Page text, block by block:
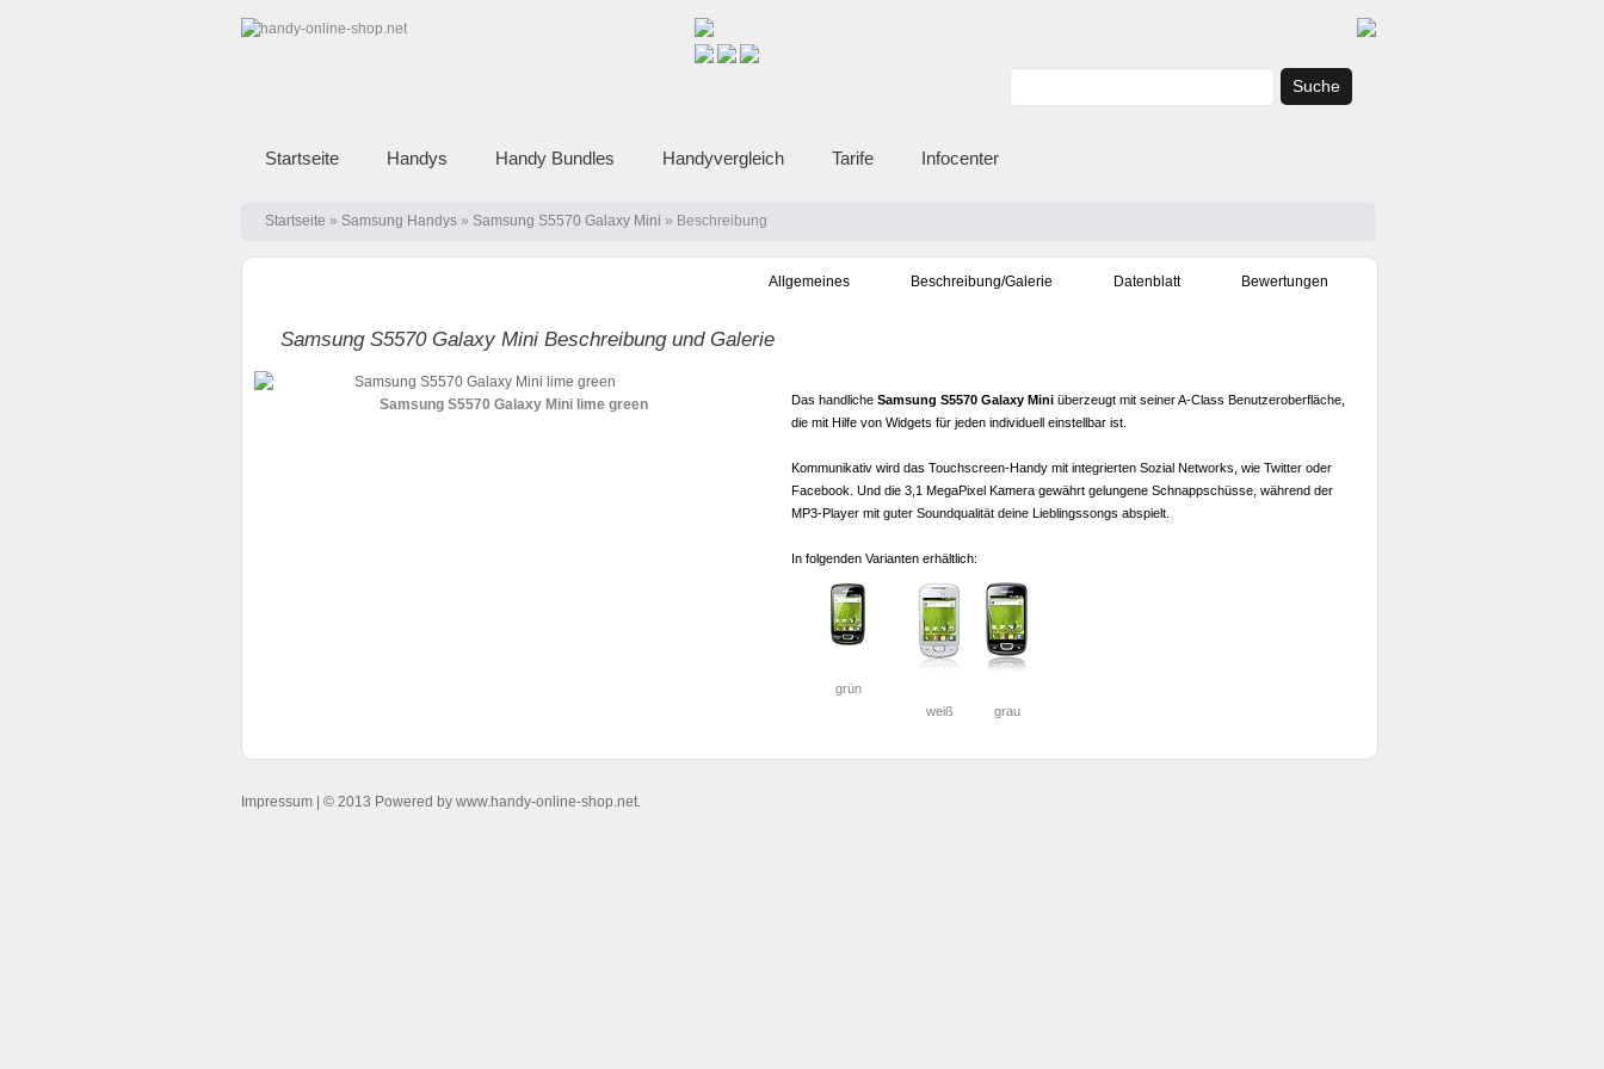
Suche
Startseite Handys Handy Bundles Handyvergleich Tarife Infocenter
Startseite » Samsung Handys» Samsung S5570 Galaxy Mini » Beschreibung
Allgemeines Beschreibung/Galerie Datenblatt Bewertungen
Samsung S5570 Galaxy Mini Beschreibung und Galerie
Das handlicheSamsung S5570 Galaxy Mini überzeugt mit seiner A-Class Benutzeroberfläche,
die mit Hilfe von Widgets für jeden individuell einstellbar ist.
Kommunikativ wird das Touchscreen-Handy mit integrierten Sozial Networks, wie Twitter oder
Facebook. Und die 3,1 MegaPixel Kamera gewährt gelungene Schnappschüsse, während der
MP3-Player mit guter Soundqualität deine Lieblingssongs abspielt.
In folgenden Varianten erhältlich:
grün
weiß
grau
Samsung S5570 Galaxy Mini lime green
Impressum| © 2013 Powered by www.handy-online-shop.net.